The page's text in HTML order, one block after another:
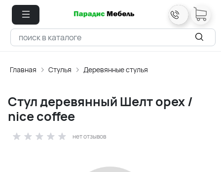
Главная Стулья Деревянные стулья
Стул деревянный Шелт орех /
nice coffee
нет отзывов